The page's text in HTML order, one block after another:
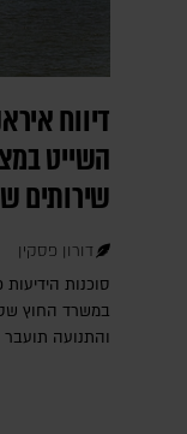
דיווח
השייט
שירותים
דורון פסקין
סוכנות
במשרד החוץ
והתנועה תועבר